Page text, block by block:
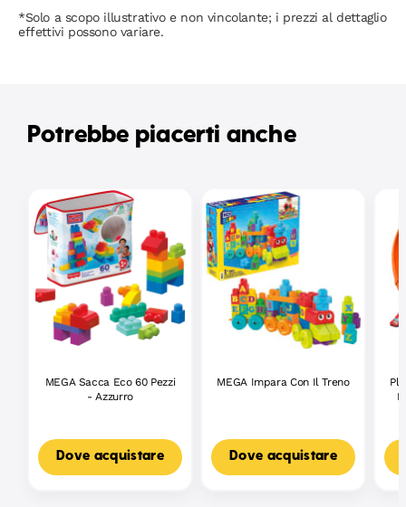
*Solo a scopo illustrativo e non vincolante; i prezzi al dettaglio
effettivi possono variare.
Potrebbe piacerti anche
MEGA Sacca Eco 60 Pezzi
- Azzurro
Dove acquistare
MEGA Impara Con Il Treno
Dove acquistare